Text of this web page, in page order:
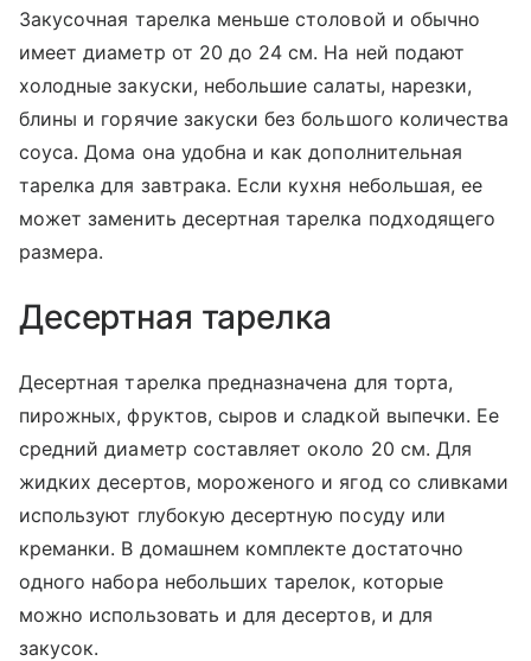
Закусочная тарелка меньше столовой и обычно
имеет диаметр от 20 до 24 см. На ней подают
холодные закуски, небольшие салаты, нарезки,
блины и горячие закуски без большого количества
соуса. Дома она удобна и как дополнительная
тарелка для завтрака. Если кухня небольшая, ее
может заменить десертная тарелка подходящего
размера.
Десертная тарелка
Десертная тарелка предназначена для торта,
пирожных, фруктов, сыров и сладкой выпечки. Ее
средний диаметр составляет около 20 см. Для
жидких десертов, мороженого и ягод со сливками
используют глубокую десертную посуду или
креманки. В домашнем комплекте достаточно
одного набора небольших тарелок, которые
можно использовать и для десертов, и для
закусок.